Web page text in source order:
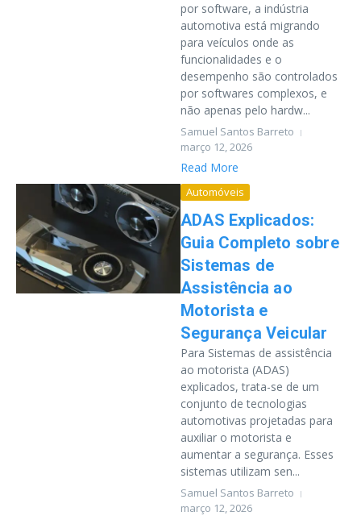
por software, a indústria
automotiva está migrando
para veículos onde as
funcionalidades e o
desempenho são controlados
por softwares complexos, e
não apenas pelo hardw...
Samuel Santos Barreto
março 12, 2026
Read More
Automóveis
ADAS Explicados:
Guia Completo sobre
Sistemas de
Assistência ao
Motorista e
Segurança Veicular
Para Sistemas de assistência
ao motorista (ADAS)
explicados, trata-se de um
conjunto de tecnologias
automotivas projetadas para
auxiliar o motorista e
aumentar a segurança. Esses
sistemas utilizam sen...
Samuel Santos Barreto
março 12, 2026